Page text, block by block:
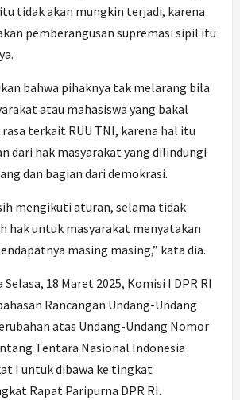
tidak akan mungkin terjadi, karena
pemberangusan supremasi sipil itu
bahwa pihaknya tak melarang bila
atau mahasiswa yang bakal
terkait RUU TNI, karena hal itu
dari hak masyarakat yang dilindungi
dan bagian dari demokrasi.
mengikuti aturan, selama tidak
hak untuk masyarakat menyatakan
masing masing,” kata dia.
18 Maret 2025, Komisi I DPR RI
Rancangan Undang-Undang
atas Undang-Undang Nomor
Tentara Nasional Indonesia
I untuk dibawa ke tingkat
Rapat Paripurna DPR RI.